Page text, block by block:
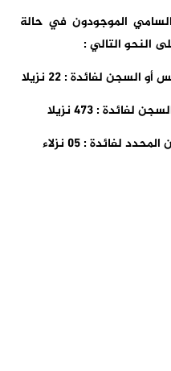
الموجودون في حالة
لفائدة : 22 نزيلا
: 473 نزيلا
لفائدة : 05 نزلاء